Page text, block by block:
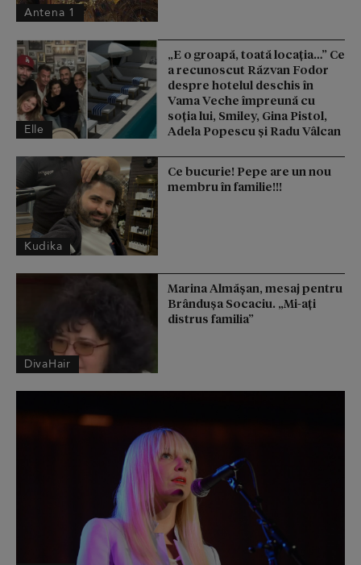
Antena 1
Elle
„E o groapă, toată locația…” Ce
a recunoscut Răzvan Fodor
despre hotelul deschis în
Vama Veche împreună cu
soția lui, Smiley, Gina Pistol,
Adela Popescu și Radu Vâlcan
Kudika
Ce bucurie! Pepe are un nou
membru în familie!!!
DivaHair
Marina Almășan, mesaj pentru
Brândușa Socaciu. „Mi-ați
distrus familia”